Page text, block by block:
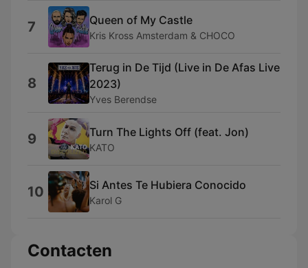
7 Queen of My Castle
Kris Kross Amsterdam & CHOCO
8
Terug in De Tijd (Live in De Afas Live
2023)
Yves Berendse
9 Turn The Lights Off (feat. Jon)
KATO
10 Si Antes Te Hubiera Conocido
Karol G
Contacten